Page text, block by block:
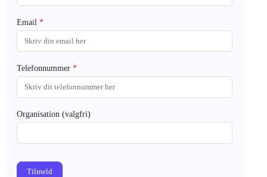
Email *
Telefonnummer *
Organisation (valgfri)
Tilmeld